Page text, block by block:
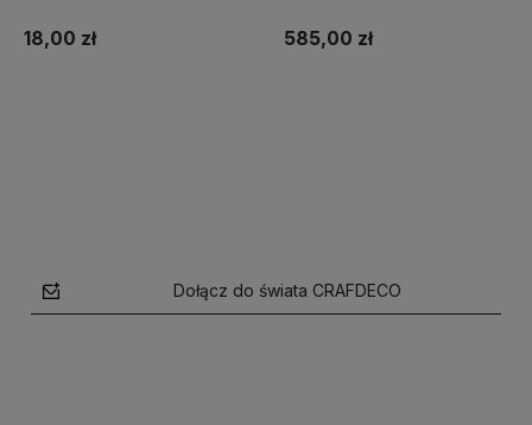
18,00 zł 585,00 zł
Dołącz do świata CRAFDECO